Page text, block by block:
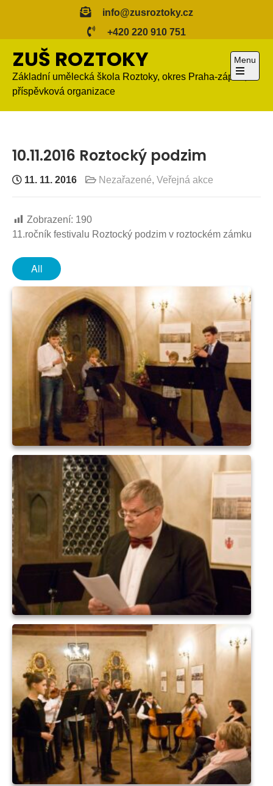
info@zusroztoky.cz
+420 220 910 751
ZUŠ ROZTOKY
Základní umělecká škola Roztoky, okres Praha-západ,
příspěvková organizace
Menu
Open
menu
10.11.2016 Roztocký podzim
11. 11. 2016 Nezařazené, Veřejná akce
Zobrazení: 190
11.ročník festivalu Roztocký podzim v roztockém zámku
All